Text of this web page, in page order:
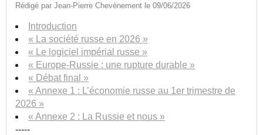
Rédigé par Jean-Pierre Chevènement le 09/06/2026
Introduction
« La société russe en 2026 »
« Le logiciel impérial russe »
« Europe-Russie : une rupture durable »
« Débat final »
« Annexe 1 : L’économie russe au 1er trimestre de
2026 »
« Annexe 2 : La Russie et nous »
-----